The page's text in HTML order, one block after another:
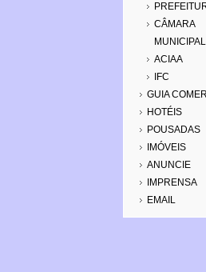
CÂMARA
MUNICIPAL
ACIAA
IFC
GUIA
HOTÉIS
POUSADAS
IMÓVEIS
ANUNCIE
IMPRENSA
EMAIL